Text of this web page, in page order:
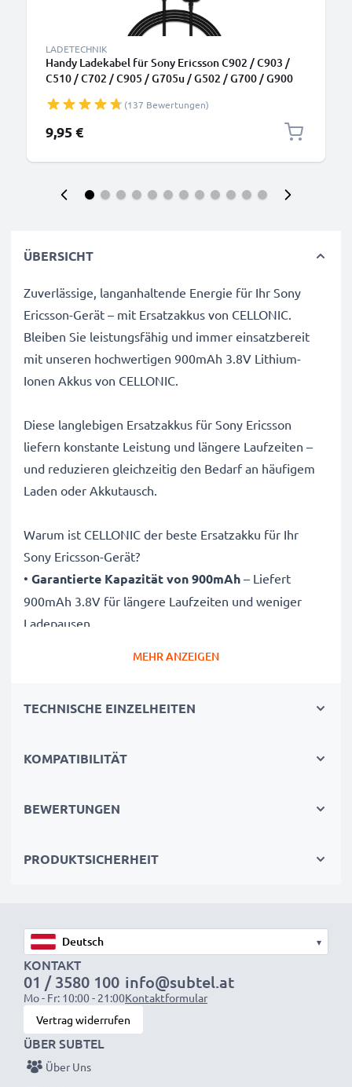
LADETECHNIK
Handy Ladekabel für Sony Ericsson C902 / C903 /
C510 / C702 / C905 / G705u / G502 / G700 / G900
Ladegerät 1.1m, Handyladekabel
(137 Bewertungen)
9,95 €
ÜBERSICHT
Zuverlässige, langanhaltende Energie für Ihr Sony
Ericsson-Gerät – mit Ersatzakkus von CELLONIC.
Bleiben Sie leistungsfähig und immer einsatzbereit
mit unseren hochwertigen 900mAh 3.8V Lithium-
Ionen Akkus von CELLONIC.
Diese langlebigen Ersatzakkus für Sony Ericsson
liefern konstante Leistung und längere Laufzeiten –
und reduzieren gleichzeitig den Bedarf an häufigem
Laden oder Akkutausch.
Warum ist CELLONIC der beste Ersatzakku für Ihr
Sony Ericsson-Gerät?
• Garantierte Kapazität von 900mAh – Liefert
900mAh 3.8V für längere Laufzeiten und weniger
Ladepausen
• Höchste Qualität & Sicherheit
Zuverlässigkeit
Einfach einzusetzen und vollständig kompatibel mit
Produktspezifikationen:
Spannung: 3.8V
Kapazität:900mAh
Watt:3.42Wh
Maße:47 x 38 x 5
Ersetzt Originalakkus:
Kompatible Modelle:
Z800, Yari, Aino, C901 GreenHeart, Satio, Xperia
MEHR ANZEIGEN
TECHNISCHE EINZELHEITEN
KOMPATIBILITÄT
BEWERTUNGEN
PRODUKTSICHERHEIT
▾
KONTAKT
01 / 3580 100
Mo - Fr: 10:00 - 21:00
info@subtel.at
Kontaktformular
Vertrag widerrufen
ÜBER SUBTEL
Über Uns